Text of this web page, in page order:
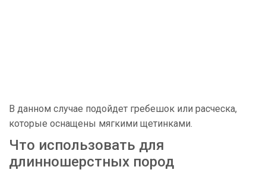
В данном случае подойдет гребешок или расческа,
которые оснащены мягкими щетинками.
Что использовать для
длинношерстных пород